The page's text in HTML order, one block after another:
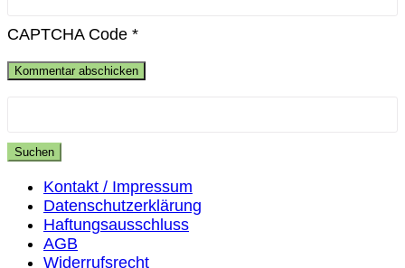
CAPTCHA Code *
Kontakt / Impressum
Datenschutzerklärung
Haftungsausschluss
AGB
Widerrufsrecht